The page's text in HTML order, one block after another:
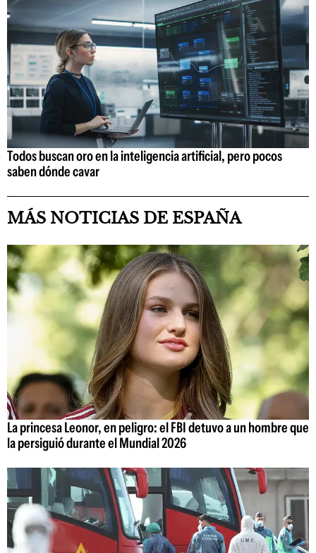
Todos buscan oro en la inteligencia artificial, pero pocos
saben dónde cavar
MÁS NOTICIAS DE ESPAÑA
La princesa Leonor, en peligro: el FBI detuvo a un hombre que
la persiguió durante el Mundial 2026